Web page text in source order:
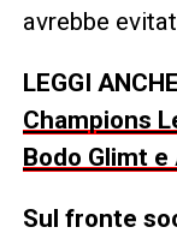
avrebbe
LEGGI
Champions
Bodo Glimt
Sul fronte